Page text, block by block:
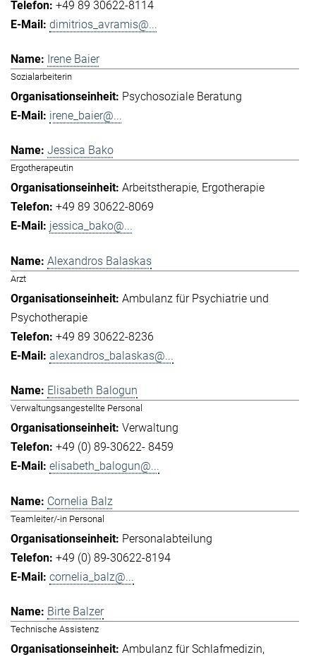
+49 89 30622-8114
dimitrios_avramis@...
Irene Baier
Sozialarbeiterin
Psychosoziale Beratung
irene_baier@...
Jessica Bako
Ergotherapeutin
Arbeitstherapie Ergotherapie
+49 89 30622-8069
jessica_bako@...
Alexandros Balaskas
Arzt
Ambulanz für Psychiatrie und
Psychotherapie
+49 89 30622-8236
alexandros_balaskas@...
Elisabeth Balogun
Verwaltungsangestellte Personal
Verwaltung
+49 (0) 89-30622- 8459
elisabeth_balogun@...
Cornelia Balz
Teamleiter/-in Personal
Personalabteilung
+49 (0) 89-30622-8194
cornelia_balz@...
Birte Balzer
Technische Assistenz
Ambulanz für Schlafmedizin